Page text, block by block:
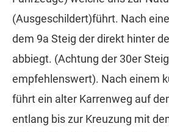
(Ausgeschildert)führt. Nach
dem 9a Steig der direkt hinter
abbiegt. (Achtung der 30er
empfehlenswert). Nach einem
führt ein alter Karrenweg auf
entlang bis zur Kreuzung mit